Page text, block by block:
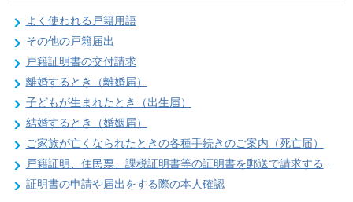
よく使われる戸籍用語
その他の戸籍届出
戸籍証明書の交付請求
離婚するとき（離婚届）
子どもが生まれたとき（出生届）
結婚するとき（婚姻届）
ご家族が亡くなられたときの各種手続きのご案内（死亡届）
戸籍証明、住民票、課税証明書等の証明書を郵送で請求する際の本人確認
証明書の申請や届出をする際の本人確認